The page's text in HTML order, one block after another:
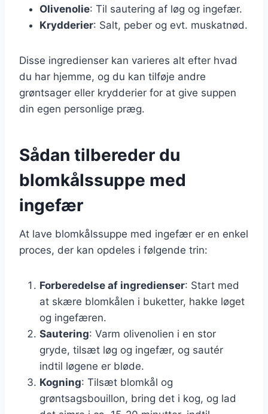
Olivenolie: Til sautering af løg og ingefær.
Krydderier: Salt, peber og evt. muskatnød.
Disse ingredienser kan varieres alt efter hvad
du har hjemme, og du kan tilføje andre
grøntsager eller krydderier for at give suppen
din egen personlige præg.
Sådan tilbereder du
blomkålssuppe med
ingefær
At lave blomkålssuppe med ingefær er en enkel
proces, der kan opdeles i følgende trin:
Forberedelse af ingredienser: Start med
at skære blomkålen i buketter, hakke løget
og ingefæren.
Sautering: Varm olivenolien i en stor
gryde, tilsæt løg og ingefær, og sautér
indtil løgene er bløde.
Kogning: Tilsæt blomkål og
grøntsagsbouillon, bring det i kog, og lad